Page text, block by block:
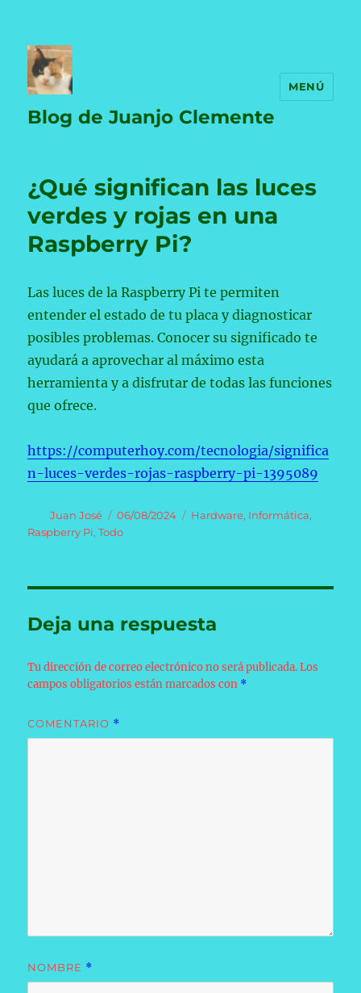
Blog de Juanjo Clemente
MENÚ
¿Qué significan las luces
verdes y rojas en una
Raspberry Pi?
Las luces de la Raspberry Pi te permiten
entender el estado de tu placa y diagnosticar
posibles problemas. Conocer su significado te
ayudará a aprovechar al máximo esta
herramienta y a disfrutar de todas las funciones
que ofrece.
https://computerhoy.com/tecnologia/significa
n-luces-verdes-rojas-raspberry-pi-1395089
Autor
Juan José
Publicado
el
06/08/2024 Categorías
Hardware, Informática,
Raspberry Pi,Todo
Deja una respuesta
Tu dirección de correo electrónico no será publicada. Los
campos obligatorios están marcados con *
COMENTARIO *
NOMBRE *